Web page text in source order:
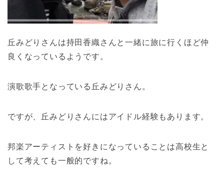
丘みどりさんは持田香織さんと一緒に旅に行くほど仲
良くなっているようです。
演歌歌手となっている丘みどりさん。
ですが、丘みどりさんにはアイドル経験もあります。
邦楽アーティストを好きになっていることは高校生と
して考えても一般的ですね。